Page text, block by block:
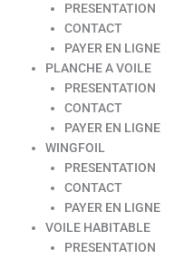
PRESENTATION
CONTACT
PAYER EN LIGNE
PLANCHE A VOILE
PRESENTATION
CONTACT
PAYER EN LIGNE
WINGFOIL
PRESENTATION
CONTACT
PAYER EN LIGNE
VOILE HABITABLE
PRESENTATION